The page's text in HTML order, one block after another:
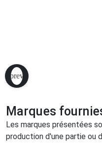
Marques
Les marques présentées
production d'une partie ou